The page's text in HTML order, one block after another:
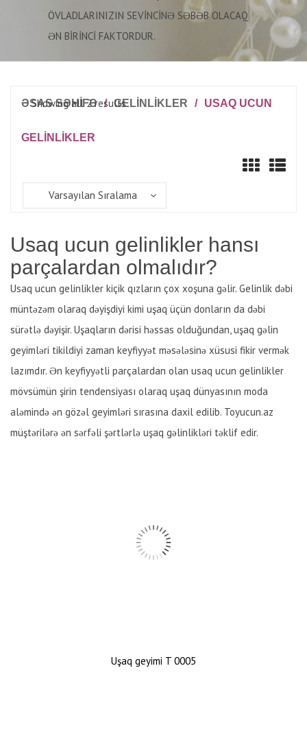
ÖVLADLARINIZIN SEVINCINƏ SƏBƏB OLACAQ
ƏN BIRINCI FAKTORDUR.
ƏSAS SƏHİFƏ / GELINLIKLER / USAQ UCUN
GELINLIKLER
Showing all 2 results
Varsayılan Sıralama
Usaq ucun gelinlikler hansı
parçalardan olmalıdır?
Usaq ucun gelinlikler kiçik qızların çox xoşuna gəlir. Gelinlik dəbi
müntəzəm olaraq dəyişdiyi kimi uşaq üçün donların da dəbi
sürətlə dəyişir. Uşaqların dərisi həssas olduğundan, uşaq gəlin
geyimləri tikildiyi zaman keyfiyyət məsələsinə xüsusi fikir vermək
lazımdır. Ən keyfiyyətli parçalardan olan usaq ucun gelinlikler
mövsümün şirin tendensiyası olaraq uşaq dünyasının moda
aləmində ən gözəl geyimləri sırasına daxil edilib. Toyucun.az
müştərilərə ən sərfəli şərtlərlə uşaq gəlinlikləri təklif edir.
Uşaq geyimi T 0005